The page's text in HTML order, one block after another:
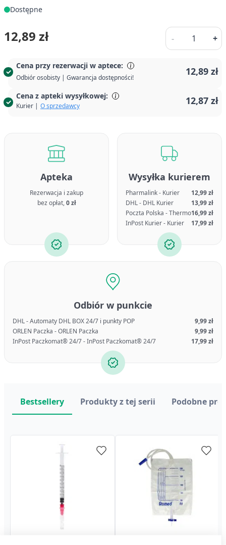
Dostępne
Cena przy rezerwacji w aptece:
Odbiór osobisty | Gwarancja dostępności!
12,89 zł
Cena z apteki wysyłkowej:
Kurier | O sprzedawcy 12,87 zł
12,89 zł -
Ilość
+
Apteka
Rezerwacja i zakup
bez opłat,0 zł
Wysyłka kurierem
Pharmalink - Kurier
12,99 zł
DHL - DHL Kurier
13,99 zł
Poczta Polska - Thermo16,99 zł
InPost Kurier - Kurier
17,99 zł
Odbiór w punkcie
DHL - Automaty DHL BOX 24/7 i punkty POP
9,99 zł
ORLEN Paczka - ORLEN Paczka
9,99 zł
InPost Paczkomat® 24/7 - InPost Paczkomat® 24/7
17,99 zł
Bestsellery Produkty z tej serii Podobne